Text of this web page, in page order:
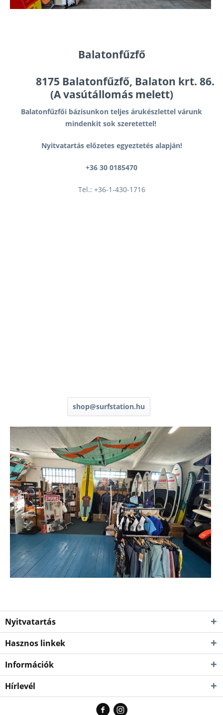
Balatonfűzfő
8175 Balatonfűzfő, Balaton krt. 86.
(A vasútállomás melett)
Balatonfűzfői bázisunkon teljes árukészlettel várunk
mindenkit sok szeretettel!
Nyitvatartás előzetes egyeztetés alapján!
+36 30 0185470
Tel.: +36-1-430-1716
shop@surfstation.hu
Nyitvatartás
Hasznos linkek
Információk
Hírlevél